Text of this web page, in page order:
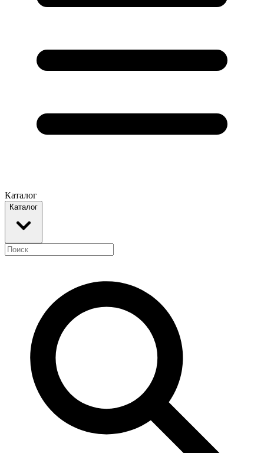
Каталог
Каталог